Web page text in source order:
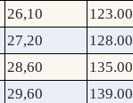
26,10 123.00
27,20 128.00
28,60 135.00
29,60 139.00